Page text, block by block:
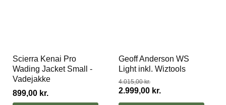
Scierra Kenai Pro
Wading Jacket Small -
Vadejakke
899,00 kr.
Geoff Anderson WS
Light inkl. Wiztools
4.015,00kr.
2.999,00 kr.